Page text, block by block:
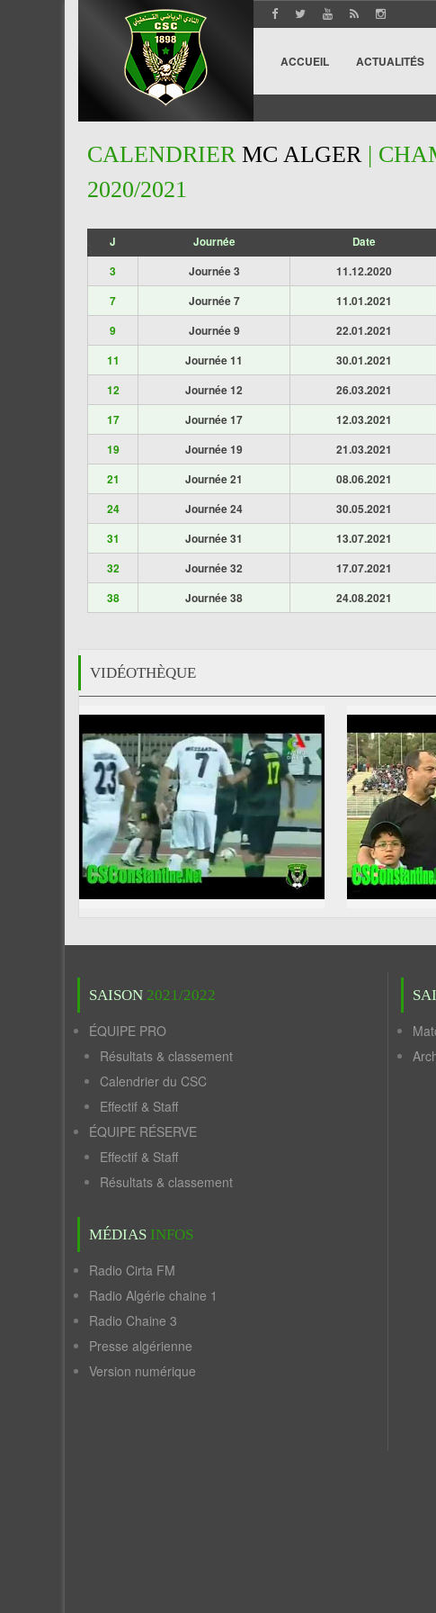
ACCUEIL ACTUALITÉS
CALENDRIER MC ALGER|
2020/2021
J Journée Date
3 Journée 3 11.12.2020
7
Journée 7 11.01.2021
9
Journée 9 22.01.2021
11
Journée 11 30.01.2021
12
Journée 12 26.03.2021
17
Journée 17 12.03.2021
19
Journée 19 21.03.2021
21
Journée 21 08.06.2021
24
Journée 24 30.05.2021
31
Journée 31 13.07.2021
32
Journée 32 17.07.2021
38
Journée 38 24.08.2021
VIDÉOTHÈQUE
SAISON 2021/2022
ÉQUIPE PRO
Résultats & classement
Calendrier du CSC
Effectif & Staff
ÉQUIPE RÉSERVE
Effectif & Staff
Résultats & classement
MÉDIAS INFOS
Radio Cirta FM
Radio Algérie chaine 1
Radio Chaine 3
Presse algérienne
Version numérique